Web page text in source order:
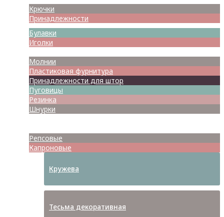
Крючки
Принадлежности
Булавки
Иголки
Молнии
Пластиковая фурнитура
Принадлежности для штор
Пуговицы
Резинка
Шнурки
Репсовые
Капроновые
Кружева
Тесьма декоративная